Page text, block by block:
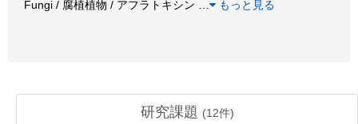
Fungi / 腐植植物 / アフラトキシン
もっと見る
研究課題 (12件)